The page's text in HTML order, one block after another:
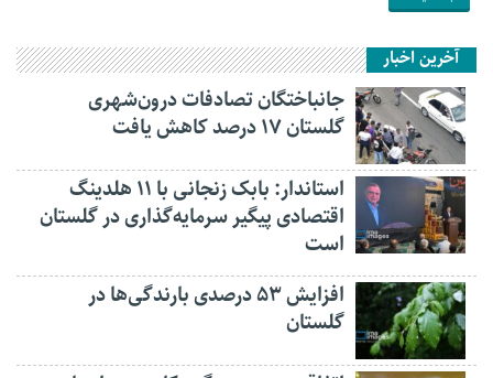
آخرین اخبار
جانباختگان تصادفات درون‌شهری
گلستان ۱۷ درصد کاهش یافت
استاندار: بابک زنجانی با ۱۱ هلدینگ
اقتصادی پیگیر سرمایه‌گذاری در گلستان
است
افزایش ۵۳ درصدی بارندگی‌ها در
گلستان